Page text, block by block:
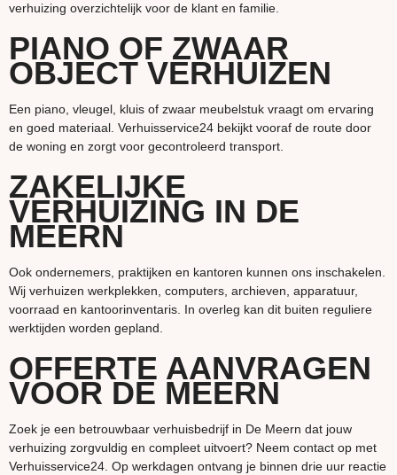
verhuizing overzichtelijk voor de klant en familie.
PIANO OF ZWAAR
OBJECT VERHUIZEN
Een piano, vleugel, kluis of zwaar meubelstuk vraagt om ervaring
en goed materiaal. Verhuisservice24 bekijkt vooraf de route door
de woning en zorgt voor gecontroleerd transport.
ZAKELIJKE
VERHUIZING IN DE
MEERN
Ook ondernemers, praktijken en kantoren kunnen ons inschakelen.
Wij verhuizen werkplekken, computers, archieven, apparatuur,
voorraad en kantoorinventaris. In overleg kan dit buiten reguliere
werktijden worden gepland.
OFFERTE AANVRAGEN
VOOR DE MEERN
Zoek je een betrouwbaar verhuisbedrijf in De Meern dat jouw
verhuizing zorgvuldig en compleet uitvoert? Neem contact op met
Verhuisservice24. Op werkdagen ontvang je binnen drie uur reactie